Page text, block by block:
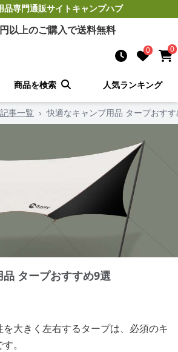
品専門通販サイトキャンプハブ
以上のご購入で送料無料
0 0
商品を検索 人気ランキング
記事一覧 › 快適なキャンプ用品 タープおす
タープおすすめ9選
大きく左右するタープは、必須のキ
。